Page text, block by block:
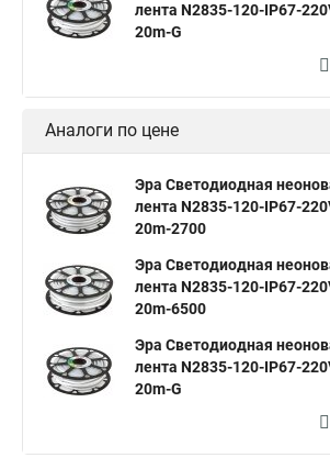
лента N2835-120-IP67-
20m-G
Аналоги по цене
Эра Светодиодная
лента N2835-120-IP67-
20m-2700
Эра Светодиодная
лента N2835-120-IP67-
20m-6500
Эра Светодиодная
лента N2835-120-IP67-
20m-G